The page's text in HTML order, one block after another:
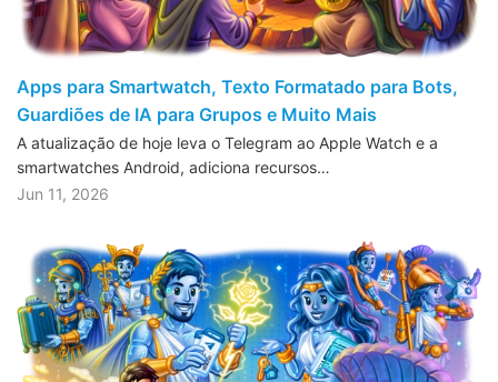
Apps para Smartwatch, Texto Formatado para Bots,
Guardiões de IA para Grupos e Muito Mais
A atualização de hoje leva o Telegram ao Apple Watch e a
smartwatches Android, adiciona recursos…
Jun 11, 2026